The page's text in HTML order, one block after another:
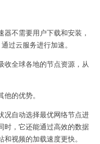
不需要用户下载和安装，
过云服务进行加速。
全球各地的节点资源，从
的优势。
自动选择最优网络节点进
时，它还能通过高效的数据
视频的加载速度更快。